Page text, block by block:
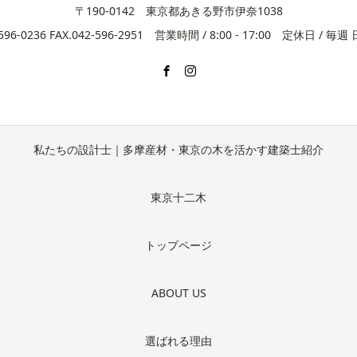
〒190-0142 東京都あきる野市伊奈1038
0236 FAX.042-596-2951 営業時間 / 8:00 - 17:00 定休日 / 毎週
私たちの設計士｜多摩産材・東京の木を活かす建築士紹介
東京十二木
トップページ
ABOUT US
選ばれる理由